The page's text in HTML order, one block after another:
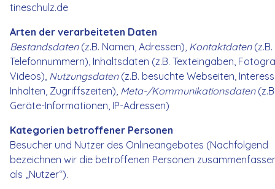
tineschulz.de
Arten der verarbeiteten Daten
Bestandsdaten(z.B. Namen, Adressen), Kontaktdaten(z.B.
Telefonnummern), Inhaltsdaten (z.B. Texteingaben,
Videos), Nutzungsdaten(z.B. besuchte Webseiten,
Inhalten, Zugriffszeiten), Meta-/Kommunikationsdaten
Geräte-Informationen, IP-Adressen)
Kategorien betroffener Personen
Besucher und Nutzer des Onlineangebotes (Nachfolgend
bezeichnen wir die betroffenen Personen
als „Nutzer“).